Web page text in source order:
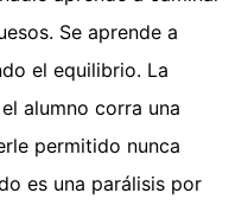
Se aprende a
el equilibrio. La
alumno corra una
permitido nunca
es una parálisis por